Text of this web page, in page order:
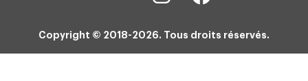
Copyright © 2018-2026. Tous droits réservés.